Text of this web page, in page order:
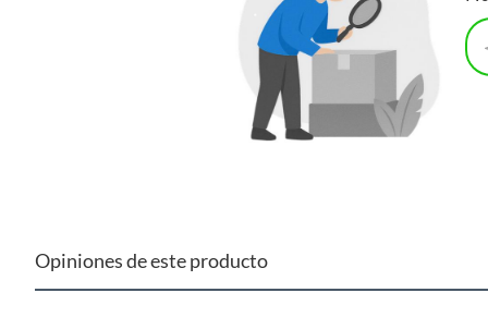
Opiniones de este producto